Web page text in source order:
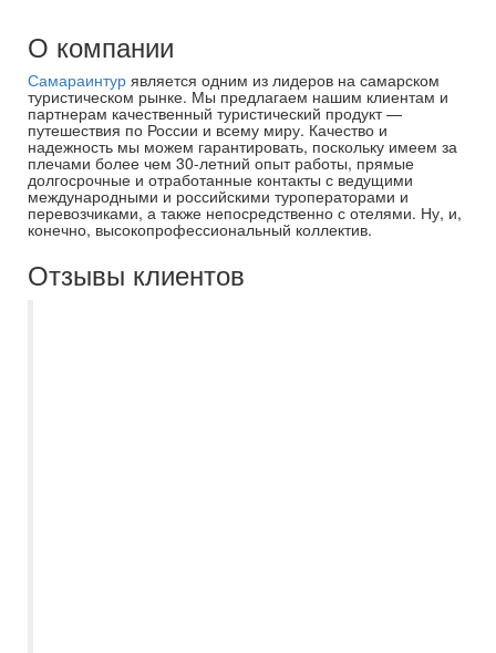
О компании
Самараинтур является одним из лидеров на самарском
туристическом рынке. Мы предлагаем нашим клиентам и
партнерам качественный туристический продукт —
путешествия по России и всему миру. Качество и
надежность мы можем гарантировать, поскольку имеем за
плечами более чем 30-летний опыт работы, прямые
долгосрочные и отработанные контакты с ведущими
международными и российскими туроператорами и
перевозчиками, а также непосредственно с отелями. Ну, и,
конечно, высокопрофессиональный коллектив.
Отзывы клиентов